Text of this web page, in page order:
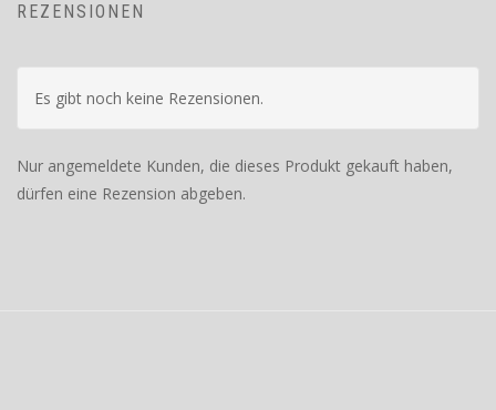
REZENSIONEN
Es gibt noch keine Rezensionen.
Nur angemeldete Kunden, die dieses Produkt gekauft haben,
dürfen eine Rezension abgeben.